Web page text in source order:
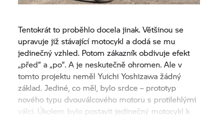
Tentokrát to proběhlo docela jinak. Většinou se
upravuje již stávající motocykl a dodá se mu
jedinečný vzhled. Potom zákazník obdivuje efekt
„před“ a „po“. A je neskutečně ohromen. Ale v
tomto projektu neměl Yuichi Yoshizawa žádný
základ. Jediné, co měl, bylo srdce – prototyp
nového typu dvouválcového motoru s protilehlými
válci. Úkolem bylo postavit jedinečný motocykl k